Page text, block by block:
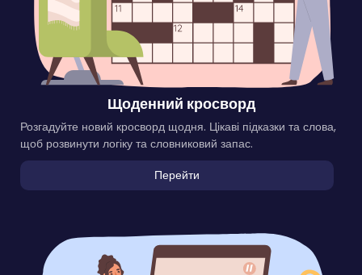
Щоденний кросворд
Розгадуйте новий кросворд щодня. Цікаві підказки та слова,
щоб розвинути логіку та словниковий запас.
Перейти